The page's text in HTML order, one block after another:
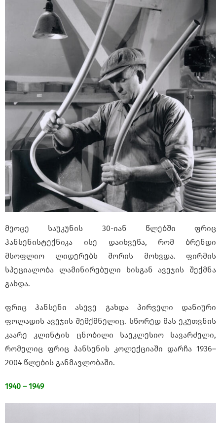
მეოცე საუკუნის 30-იან წლებში ფრიც
ჰანსენისტექნიკა ისე დაიხვეწა, რომ ბრენდი
მსოფლიო ლიდერებს შორის მოხვდა. ფირმის
სპეციალობა ლამინირებული ხისგან ავეჯის შექმნა
გახდა.
ფრიც ჰანსენი ასევე გახდა პირველი დანიური
ფოლადის ავეჯის შემქმნელიც. სწორედ მას ეკუთვნის
კაარე კლინტის ცნობილი საეკლესიო სავარძელი,
რომელიც ფრიც ჰანსენის კოლექციაში დარჩა 1936–
2004 წლების განმავლობაში.
1940 – 1949